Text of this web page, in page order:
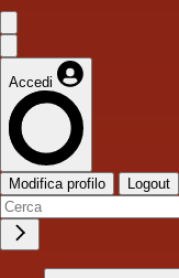
Accedi
Modifica profilo Logout